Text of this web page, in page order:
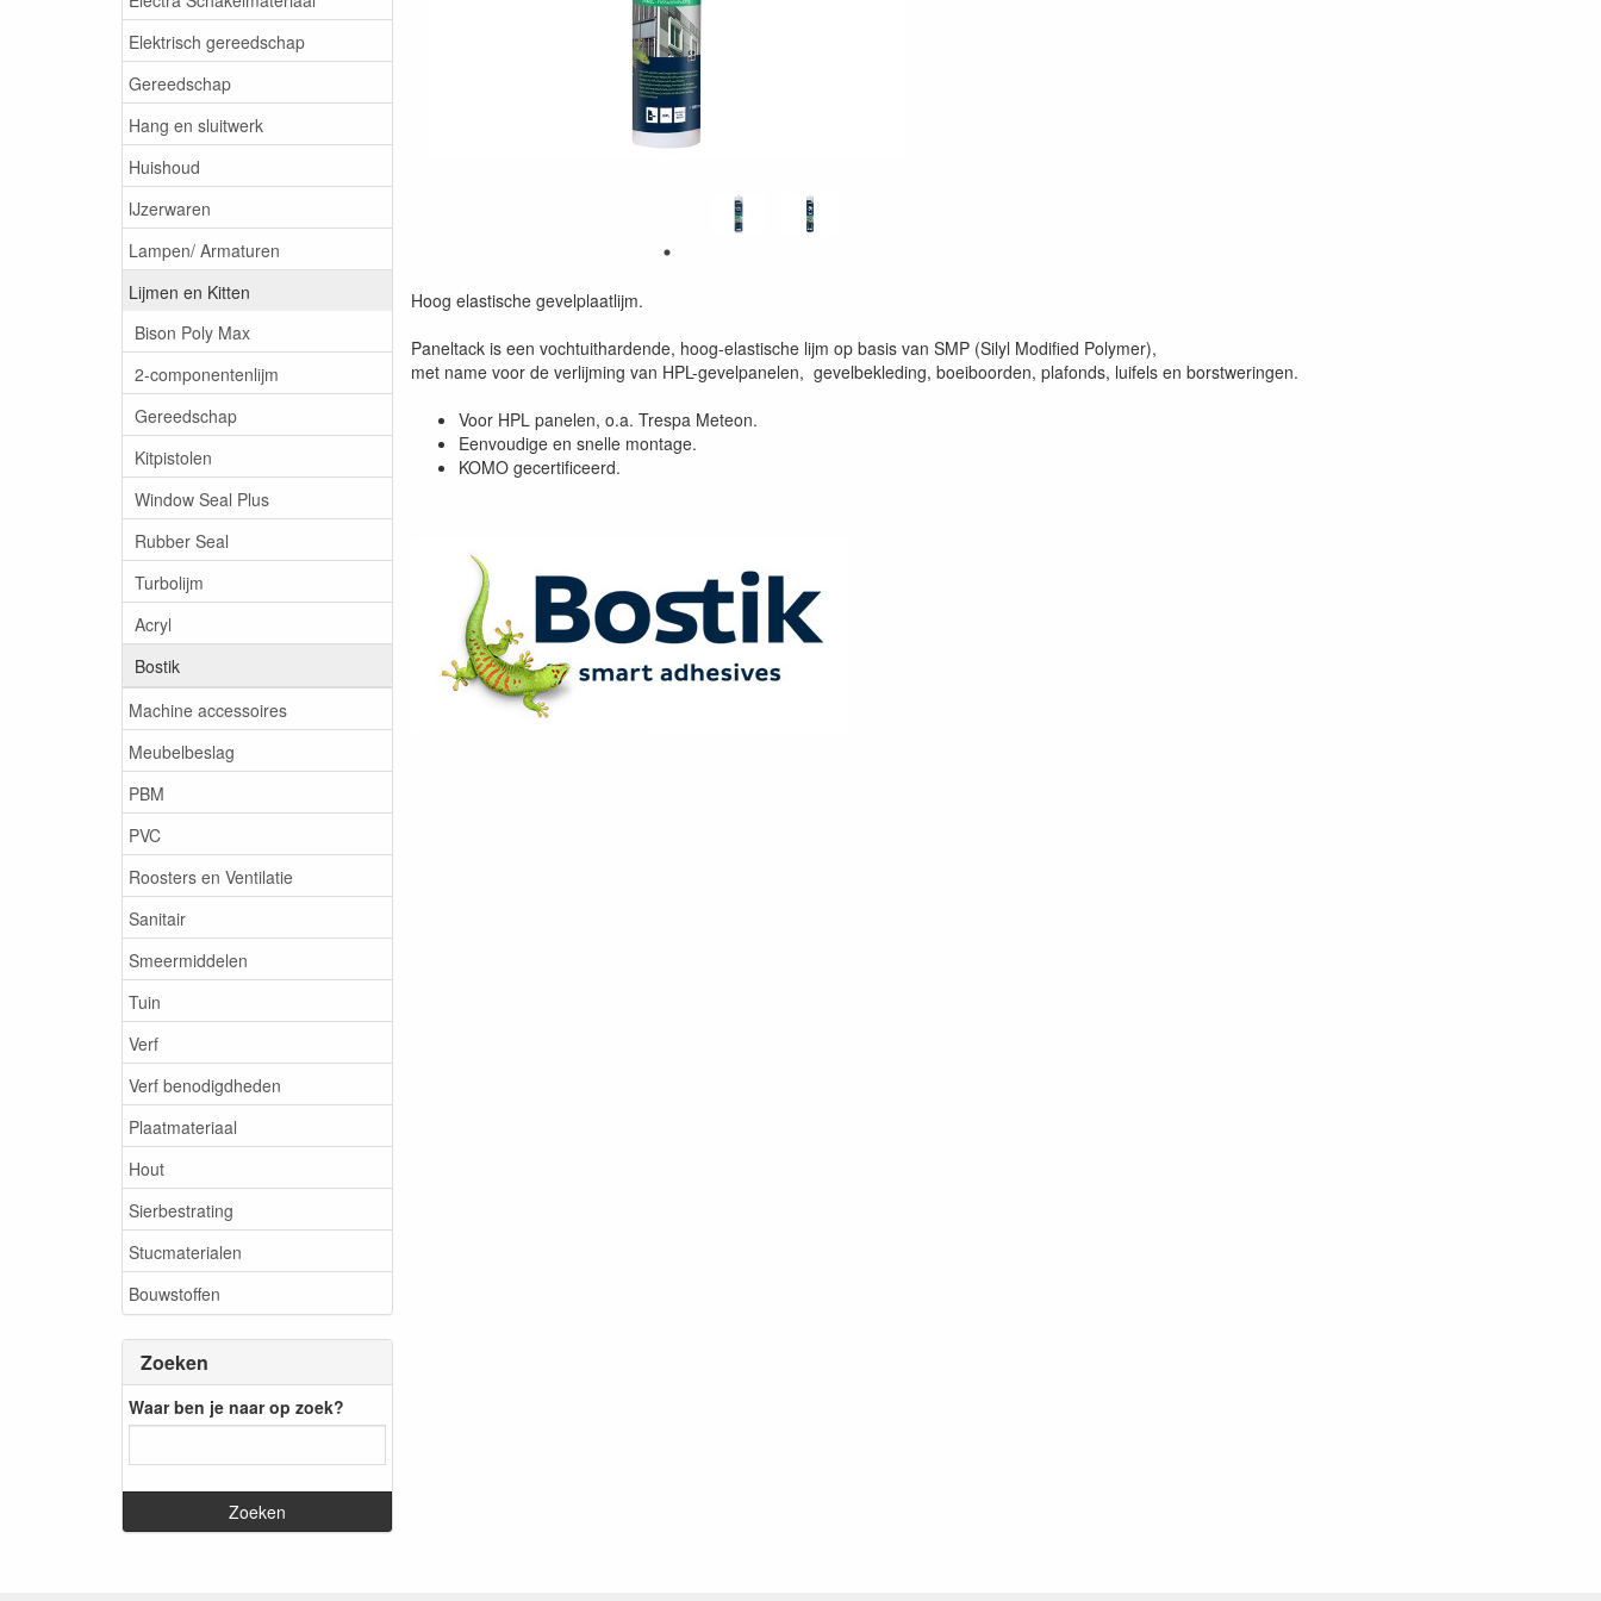
Elektrisch gereedschap
Gereedschap
Hang en sluitwerk
Huishoud
IJzerwaren
Lampen/ Armaturen
Lijmen en Kitten
Bison Poly Max
2-componentenlijm
Gereedschap
Kitpistolen
Window Seal Plus
Rubber Seal
Turbolijm
Acryl
Bostik
Machine accessoires
Meubelbeslag
PBM
PVC
Roosters en Ventilatie
Sanitair
Smeermiddelen
Tuin
Verf
Verf benodigdheden
Plaatmateriaal
Hout
Sierbestrating
Stucmaterialen
Bouwstoffen
Zoeken
Waar ben je naar op zoek?
Hoog elastische gevelplaatlijm.
Paneltack is een vochtuithardende, hoog-elastische lijm op basis van SMP (Silyl Modified Polymer),
met name voor de verlijming van HPL-gevelpanelen, gevelbekleding, boeiboorden, plafonds, luifels en borstweringen.
Voor HPL panelen, o.a. Trespa Meteon.
Eenvoudige en snelle montage.
KOMO gecertificeerd.